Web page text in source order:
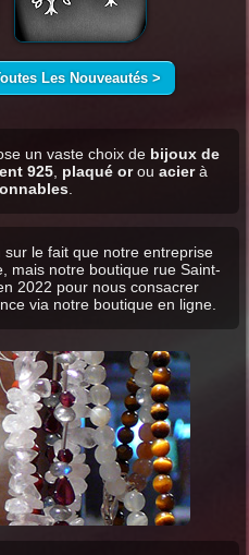
Les Nouveautés >
un vaste choix de bijoux de
925, plaqué orou acierà
sur le fait que notre entreprise
mais notre boutique rue Saint-
2022 pour nous consacrer
via notre boutique en ligne.